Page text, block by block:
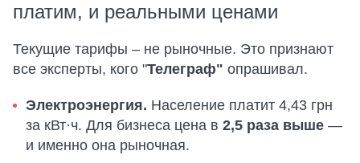
платим, и реальными ценами
Текущие тарифы – не рыночные. Это признают
все эксперты, кого "Телеграф" опрашивал.
Электроэнергия. Население платит 4,43 грн
за кВт·ч. Для бизнеса цена в 2,5 раза выше —
и именно она рыночная.